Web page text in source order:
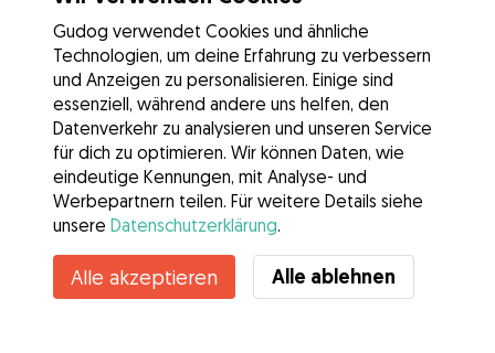
Gudog verwendet Cookies und ähnliche
Technologien, um deine Erfahrung zu verbessern
und Anzeigen zu personalisieren. Einige sind
essenziell, während andere uns helfen, den
Datenverkehr zu analysieren und unseren Service
für dich zu optimieren. Wir können Daten, wie
eindeutige Kennungen, mit Analyse- und
Werbepartnern teilen. Für weitere Details siehe
unsere Datenschutzerklärung.
Alle akzeptieren Alle ablehnen